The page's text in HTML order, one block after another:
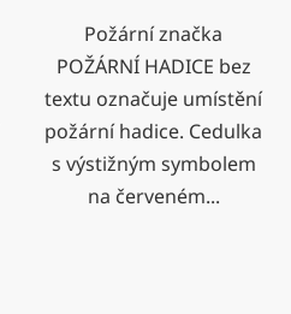
Požární značka
POŽÁRNÍ HADICE bez
textu označuje umístění
požární hadice. Cedulka
s výstižným symbolem
na červeném...